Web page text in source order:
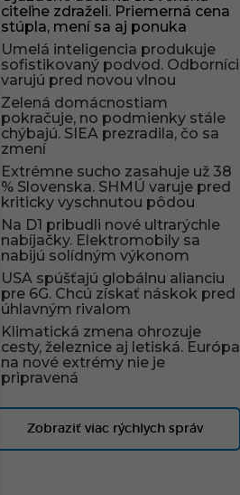
citeľne zdraželi. Priemerná cena
stúpla, mení sa aj ponuka
Umelá inteligencia produkuje
sofistikovaný podvod. Odborníci
varujú pred novou vlnou
Zelená domácnostiam
pokračuje, no podmienky stále
chýbajú. SIEA prezradila, čo sa
zmení
Extrémne sucho zasahuje už 38
% Slovenska. SHMÚ varuje pred
kriticky vyschnutou pôdou
Na D1 pribudli nové ultrarýchle
nabíjačky. Elektromobily sa
nabijú solídným výkonom
USA spúšťajú globálnu alianciu
pre 6G. Chcú získať náskok pred
úhlavným rivalom
Klimatická zmena ohrozuje
cesty, železnice aj letiská. Európa
na nové extrémy nie je
pripravená
Zobraziť viac rýchlych správ